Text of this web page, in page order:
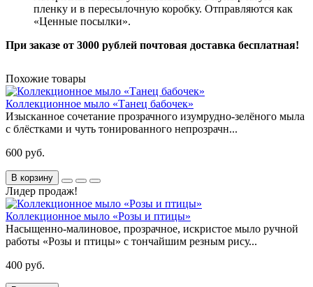
пленку и в пересылочную коробку. Отправляются как
«Ценные посылки».
При заказе от 3000 рублей почтовая доставка бесплатная!
Похожие товары
Коллекционное мыло «Танец бабочек»
Изысканное сочетание прозрачного изумрудно-зелёного мыла
с блёстками и чуть тонированного непрозрачн...
600 руб.
В корзину
Лидер продаж!
Коллекционное мыло «Розы и птицы»
Насыщенно-малиновое, прозрачное, искристое мыло ручной
работы «Розы и птицы» с тончайшим резным рису...
400 руб.